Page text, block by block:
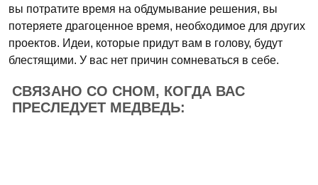
вы потратите время на обдумывание решения, вы
потеряете драгоценное время, необходимое для других
проектов. Идеи, которые придут вам в голову, будут
блестящими. У вас нет причин сомневаться в себе.
СВЯЗАНО СО СНОМ, КОГДА ВАС
ПРЕСЛЕДУЕТ МЕДВЕДЬ: